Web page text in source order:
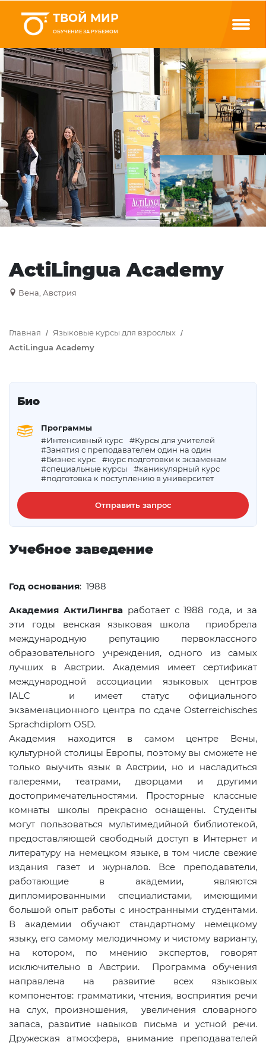
ТВОЙ МИР
ОБУЧЕНИЕ ЗА РУБЕЖОМ
ActiLingua Academy
Вена, Австрия
Главная
Языковые курсы для взрослых
ActiLingua Academy
Био
Программы
#Интенсивный курс
#Курсы для учителей
#Занятия с преподавателем один на один
#Бизнес курс
#курс подготовки к экзаменам
#специальные курсы
#каникулярный курс
#подготовка к поступлению в университет
Отправить запрос
Учебное заведение
Год основания: 1988
Академия АктиЛингваработает с 1988 года, и за
эти годы венская языковая школа приобрела
международную репутацию первоклассного
образовательного учреждения, одного из самых
лучших в Австрии. Академия имеет сертификат
международной ассоциации языковых центров
IALC и имеет статус официального
экзаменационного центра по сдаче Osterreichisches
Sprachdiplom OSD.
Академия находится в самом центре Вены,
культурной столицы Европы, поэтому вы сможете не
только выучить язык в Австрии, но и насладиться
галереями, театрами, дворцами и другими
достопримечательностями. Просторные классные
комнаты школы прекрасно оснащены. Студенты
могут пользоваться мультимедийной библиотекой,
предоставляющей свободный доступ в Интернет и
литературу на немецком языке, в том числе свежие
издания газет и журналов. Все преподаватели,
работающие в академии, являются
дипломированными специалистами, имеющими
большой опыт работы с иностранными студентами.
В академии обучают стандартному немецкому
языку, его самому мелодичному и чистому варианту,
на котором, по мнению экспертов, говорят
исключительно в Австрии. Программа обучения
направлена на развитие всех языковых
компонентов: грамматики, чтения, восприятия речи
на слух, произношения, увеличения словарного
запаса, развитие навыков письма и устной речи.
Дружеская атмосфера, внимание преподавателей